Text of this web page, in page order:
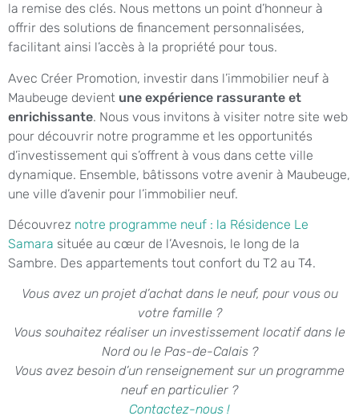
la remise des clés. Nous mettons un point d’honneur à
offrir des solutions de financement personnalisées,
facilitant ainsi l’accès à la propriété pour tous.
Avec Créer Promotion, investir dans l’immobilier neuf à
Maubeuge devient une expérience rassurante et
enrichissante. Nous vous invitons à visiter notre site web
pour découvrir notre programme et les opportunités
d’investissement qui s’offrent à vous dans cette ville
dynamique. Ensemble, bâtissons votre avenir à Maubeuge,
une ville d’avenir pour l’immobilier neuf.
Découvrez notre programme neuf : la Résidence Le
Samara située au cœur de l’Avesnois, le long de la
Sambre. Des appartements tout confort du T2 au T4.
Vous avez un projet d’achat dans le neuf, pour vous ou
votre famille ?
Vous souhaitez réaliser un investissement locatif dans le
Nord ou le Pas-de-Calais ?
Vous avez besoin d’un renseignement sur un programme
neuf en particulier ?
Contactez-nous !